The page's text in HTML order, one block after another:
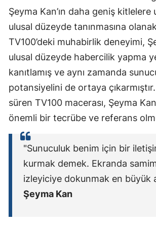
Şeyma Kan’ın daha geniş kitlelere
ulusal düzeyde tanınmasına olanak
TV100’deki muhabirlik deneyimi,
ulusal düzeyde habercilik yapma
kanıtlamış ve aynı zamanda
potansiyelini de ortaya çıkarmıştır.
süren TV100 macerası, Şeyma
önemli bir tecrübe ve referans
"Sunuculuk benim için bir
kurmak demek. Ekranda
izleyiciye dokunmak en büyük
Şeyma Kan